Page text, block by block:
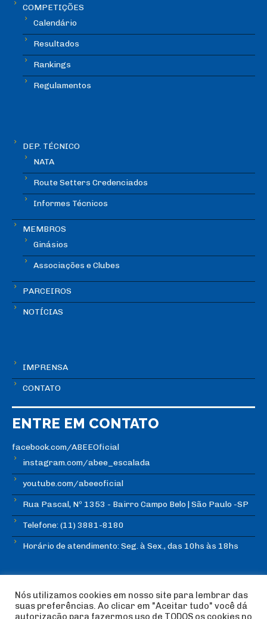
COMPETIÇÕES
Calendário
Resultados
Rankings
Regulamentos
DEP. TÉCNICO
NATA
Route Setters Credenciados
Informes Técnicos
MEMBROS
Ginásios
Associações e Clubes
PARCEIROS
NOTÍCIAS
IMPRENSA
CONTATO
ENTRE EM CONTATO
facebook.com/ABEEOficial
instagram.com/abee_escalada
youtube.com/abeeoficial
Rua Pascal, Nº 1353 - Bairro Campo Belo | São Paulo -SP
Telefone: (11) 3881-8180
Horário de atendimento: Seg. à Sex., das 10hs às 18hs
Nós utilizamos cookies em nosso site para lembrar das
suas preferências. Ao clicar em "Aceitar tudo" você dá
autorização para fazermos uso de TODOS os cookies no